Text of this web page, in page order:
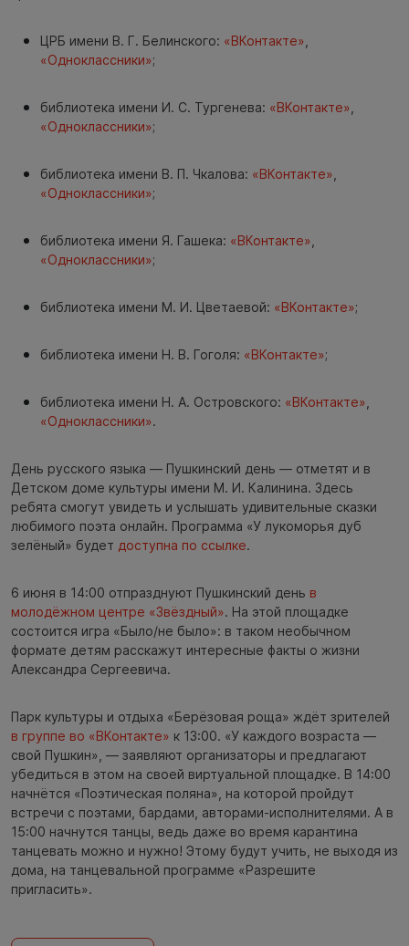
ЦРБ имени В. Г. Белинского: «ВКонтакте»
«Одноклассники»;
библиотека имени И. С. Тургенева: «ВКонтакте»
«Одноклассники»;
библиотека имени В. П. Чкалова: «ВКонтакте»
«Одноклассники»;
библиотека имени Я. Гашека: «ВКонтакте»
«Одноклассники»;
библиотека имени М. И. Цветаевой: «ВКонтакте»;
библиотека имени Н. В. Гоголя: «ВКонтакте»;
библиотека имени Н. А. Островского: «ВКонтакте»
«Одноклассники».
День русского языка — Пушкинский день — отметят и в
Детском доме культуры имени М. И. Калинина. Здесь
ребята смогут увидеть и услышать удивительные сказки
любимого поэта онлайн. Программа «У лукоморья дуб
зелёный» будет доступна по ссылке.
6 июня в 14:00 отпразднуют Пушкинский день в
молодёжном центре «Звёздный». На этой площадке
состоится игра «Было/не было»: в таком необычном
формате детям расскажут интересные факты о жизни
Александра Сергеевича.
Парк культуры и отдыха «Берёзовая роща» ждёт зрителей
в группе во «ВКонтакте» к 13:00. «У каждого возраста —
свой Пушкин», — заявляют организаторы и предлагают
убедиться в этом на своей виртуальной площадке. В 14:00
начнётся «Поэтическая поляна», на которой пройдут
встречи с поэтами, бардами, авторами-исполнителями. А в
15:00 начнутся танцы, ведь даже во время карантина
танцевать можно и нужно! Этому будут учить, не выходя из
дома, на танцевальной программе «Разрешите
пригласить».